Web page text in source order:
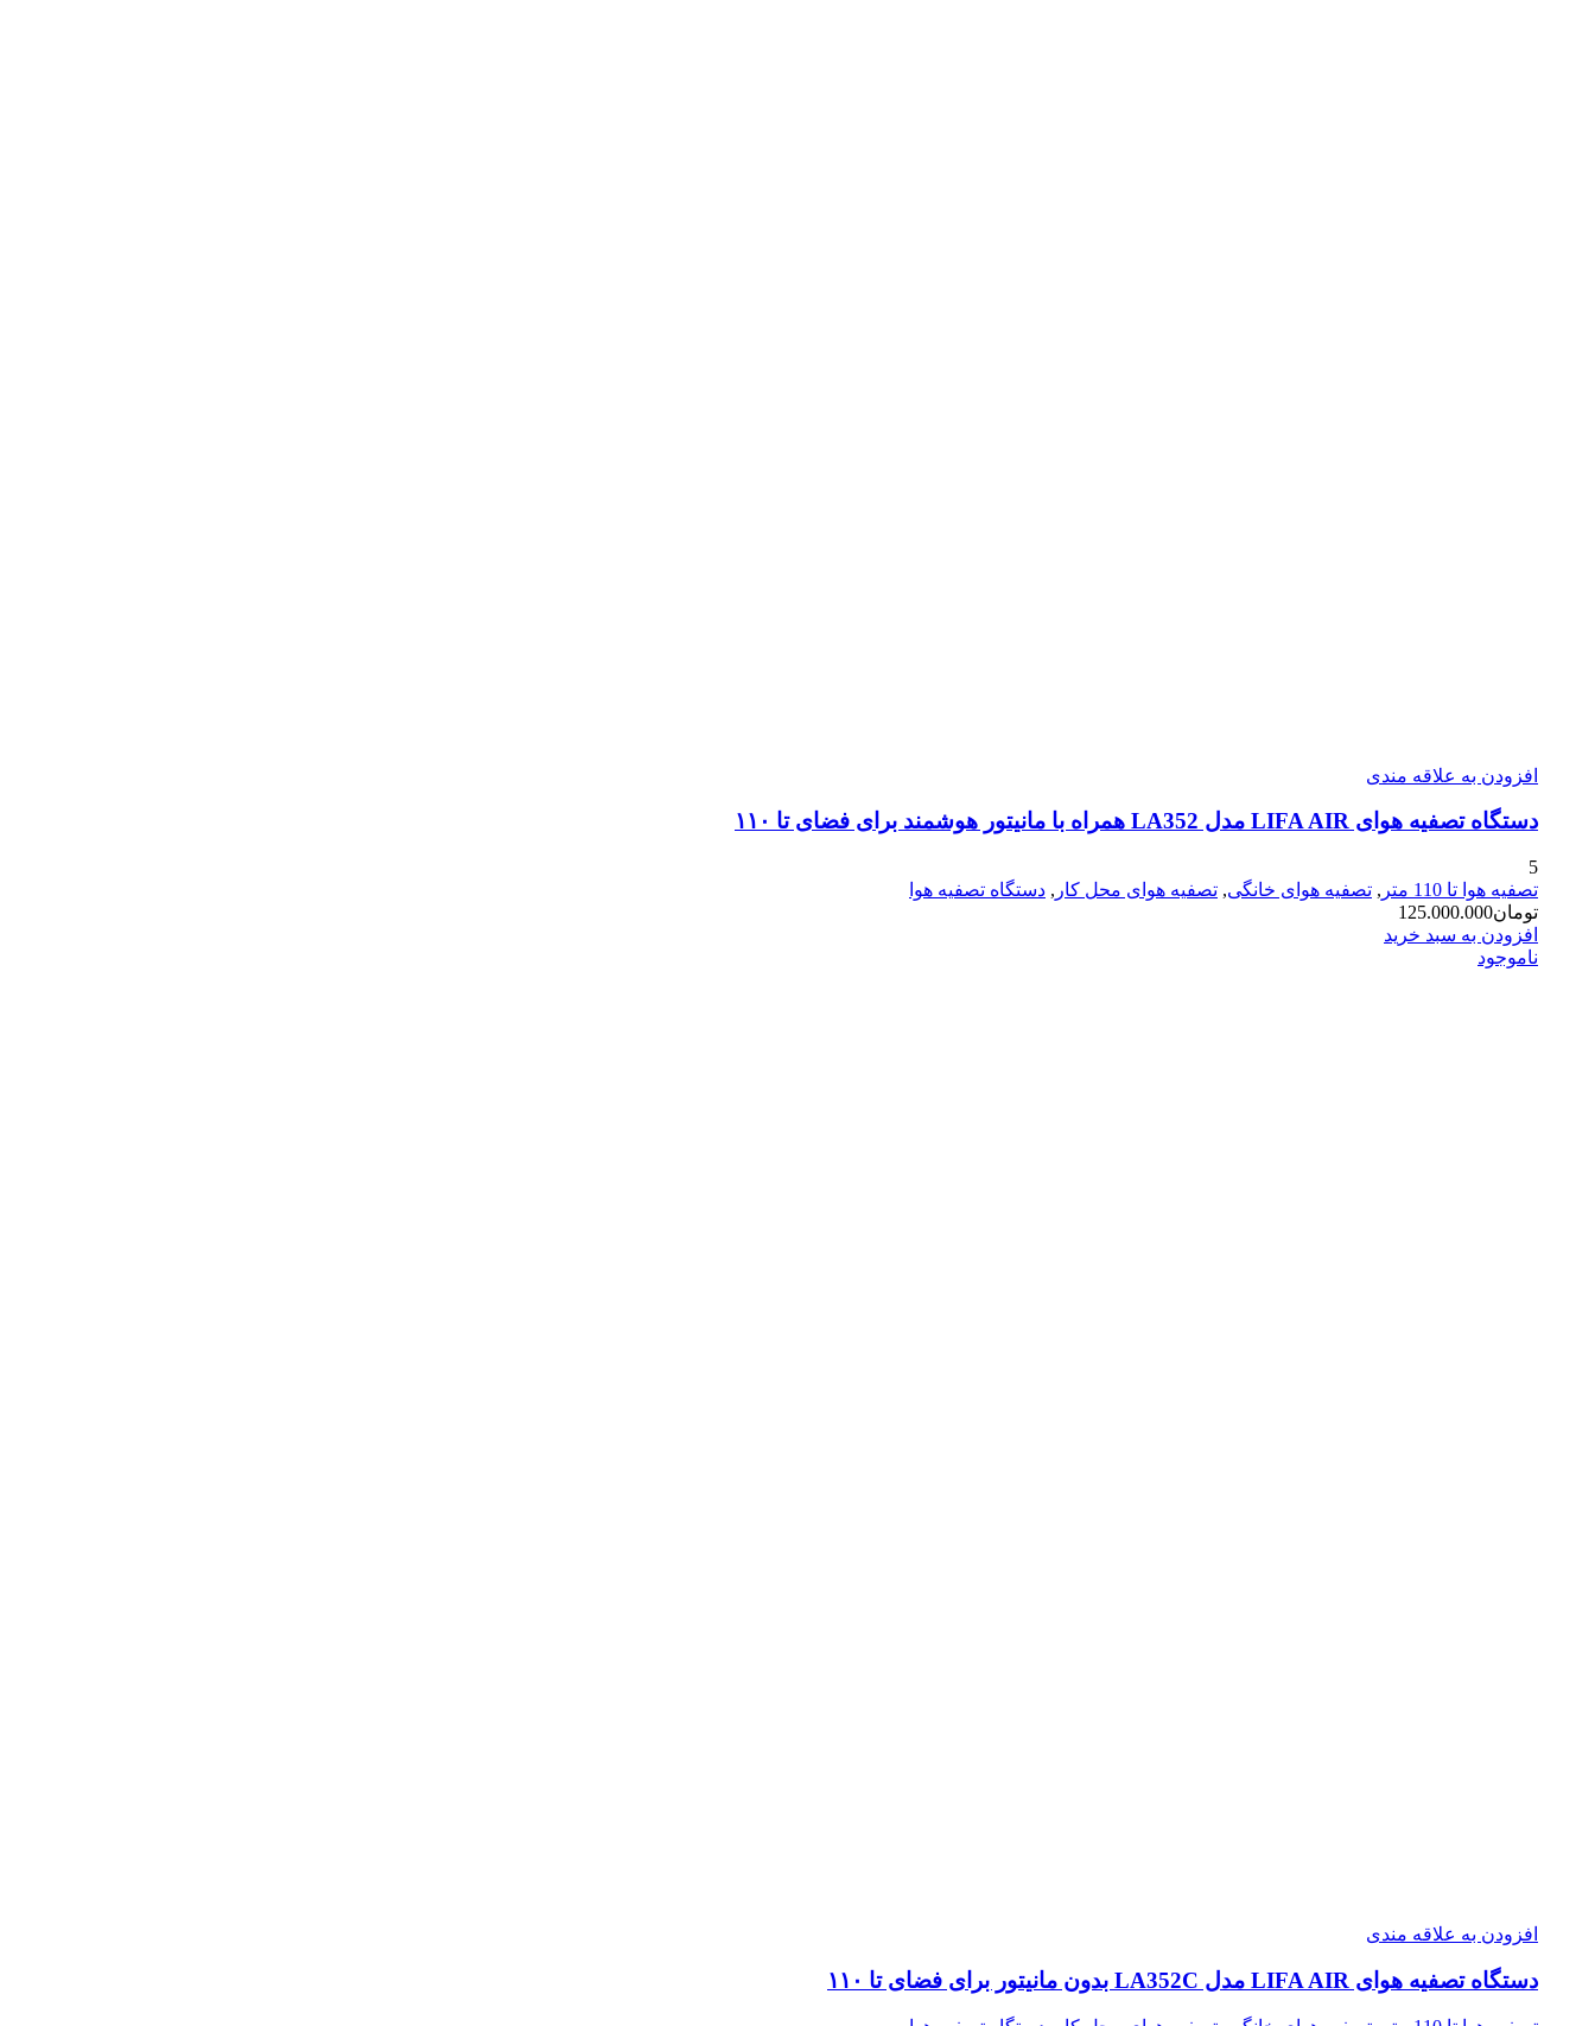
افزودن به علاقه مندی
دستگاه تصفیه‌ هوای LIFA AIR مدل LA352 همراه با مانیتور هوشمند برای فضای تا ۱۱۰
5
تصفیه هوا تا 110 متر
, تصفیه هوای خانگی, تصفیه هوای محل کار , دستگاه تصفیه هوا
تومان125.000.000
افزودن به سبد خرید
ناموجود
افزودن به علاقه مندی
دستگاه تصفیه هوای LIFA AIR مدل LA352C بدون مانیتور برای فضای تا ۱۱۰